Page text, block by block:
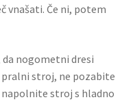
vnašati. Če ni, potem
nogometni dresi
stroj, ne pozabite
stroj s hladno